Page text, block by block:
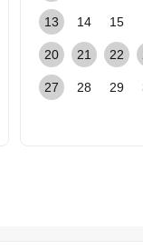
13 14 15
20 21 22
27 28 29